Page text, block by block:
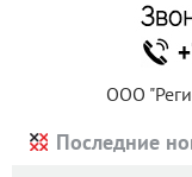
ООО
Последние